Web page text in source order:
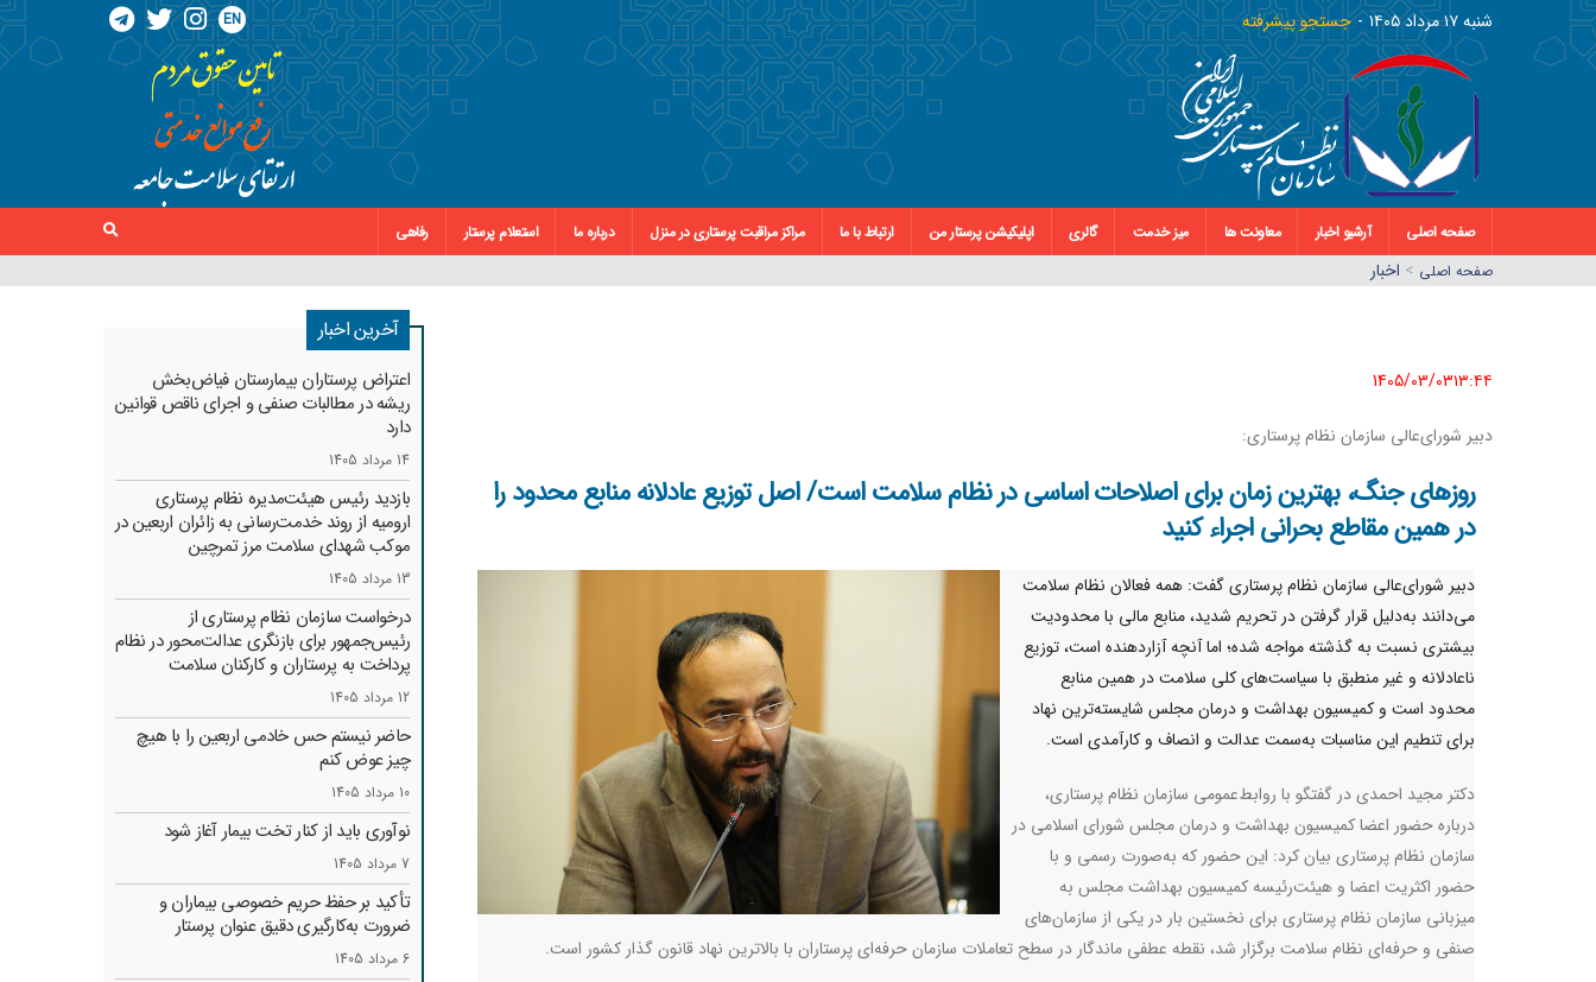
شنبه ١٧ مرداد ١٤٠٥ جستجو پیشرفته EN
صفحه اصلی آرشیو اخبار معاونت ها میز خدمت گالری اپلیکیشن پرستار من ارتباط با ما مراکز مراقبت پرستاری در منزل درباره ما استعلام پرستار
رفاهی
صفحه اصلي > اخبار
1405/03/03١٣:٤٤
دبیر شورای‌عالی سازمان نظام پرستاری:
روزهای جنگ، بهترین زمان برای اصلاحات اساسی در نظام سلامت است/ اصل توزیع عادلانه منابع محدود را
در همین مقاطع بحرانی اجراء کنید
دبیر شورای‌عالی سازمان نظام پرستاری گفت: همه فعالان نظام سلامت
می‌دانند به‌دلیل قرار گرفتن در تحریم شدید، منابع مالی با محدودیت
بیشتری نسبت به گذشته مواجه شده؛ اما آنچه آزاردهنده است، توزیع
ناعادلانه و غیر منطبق با سیاست‌های کلی سلامت در همین منابع
محدود است و کمیسیون بهداشت و درمان مجلس شایسته‌ترین نهاد
برای تنطیم این مناسبات به‌سمت عدالت و انصاف و کارآمدی است.
دکتر مجید احمدی در گفتگو با روابط‌عمومی سازمان نظام پرستاری،
درباره حضور اعضا کمیسیون بهداشت و درمان مجلس شورای اسلامی در
سازمان نظام پرستاری بیان کرد: این حضور که به‌صورت رسمی و با
حضور اکثریت اعضا و هیئت‌رئیسه کمیسیون بهداشت مجلس به
میزبانی سازمان نظام پرستاری برای نخستین بار در یکی از سازمان‌های
صنفی و حرفه‌ای نظام سلامت برگزار شد، نقطه عطفی ماندگار در سطح تعاملات سازمان حرفه‌ای پرستاران با بالاترین نهاد قانون گذار کشور است.
آخرین اخبار
اعتراض پرستاران بیمارستان فیاض‌بخش
ریشه در مطالبات صنفی و اجرای ناقص قوانین
دارد
14 مرداد 1405
بازدید رئیس هیئت‌مدیره نظام پرستاری
ارومیه از روند خدمت‌رسانی به زائران اربعین در
موکب شهدای سلامت مرز تمرچین
13 مرداد 1405
درخواست سازمان نظام پرستاری از
رئیس‌جمهور برای بازنگری عدالت‌محور در نظام
پرداخت به پرستاران و کارکنان سلامت
12 مرداد 1405
حاضر نیستم حس خادمی اربعین را با هیچ
چیز عوض کنم
10 مرداد 1405
نوآوری باید از کنار تخت بیمار آغاز شود
7 مرداد 1405
تأکید بر حفظ حریم خصوصی بیماران و
ضرورت به‌کارگیری دقیق عنوان پرستار
6 مرداد 1405